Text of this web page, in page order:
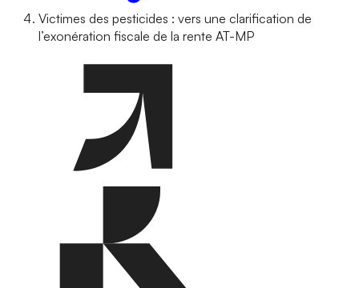
Victimes des pesticides : vers une clarification de
l’exonération fiscale de la rente AT-MP